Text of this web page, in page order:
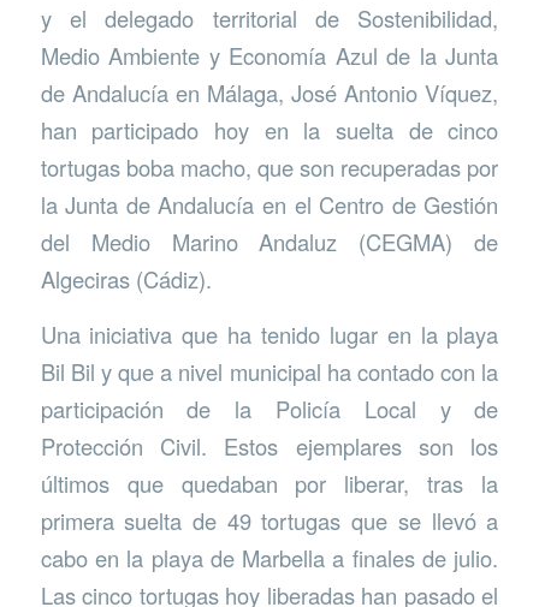
y el delegado territorial de Sostenibilidad,
Medio Ambiente y Economía Azul de la Junta
de Andalucía en Málaga, José Antonio Víquez,
han participado hoy en la suelta de cinco
tortugas boba macho, que son recuperadas por
la Junta de Andalucía en el Centro de Gestión
del Medio Marino Andaluz (CEGMA) de
Algeciras (Cádiz).
Una iniciativa que ha tenido lugar en la playa
Bil Bil y que a nivel municipal ha contado con la
participación de la Policía Local y de
Protección Civil. Estos ejemplares son los
últimos que quedaban por liberar, tras la
primera suelta de 49 tortugas que se llevó a
cabo en la playa de Marbella a finales de julio.
Las cinco tortugas hoy liberadas han pasado el